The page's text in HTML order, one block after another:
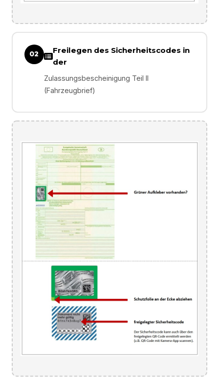
02
Freilegen des Sicherheitscodes in
der
Zulassungsbescheinigung Teil II
(Fahrzeugbrief)